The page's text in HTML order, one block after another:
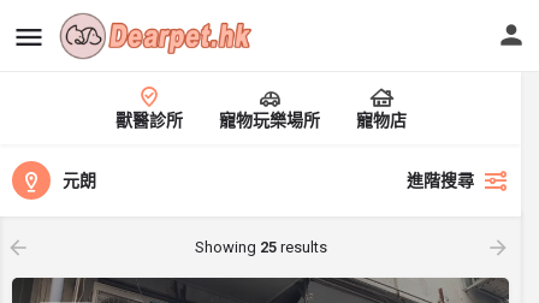
獸醫診所 寵物玩樂場所 寵物店
元朗 進階搜尋
Showing 25results